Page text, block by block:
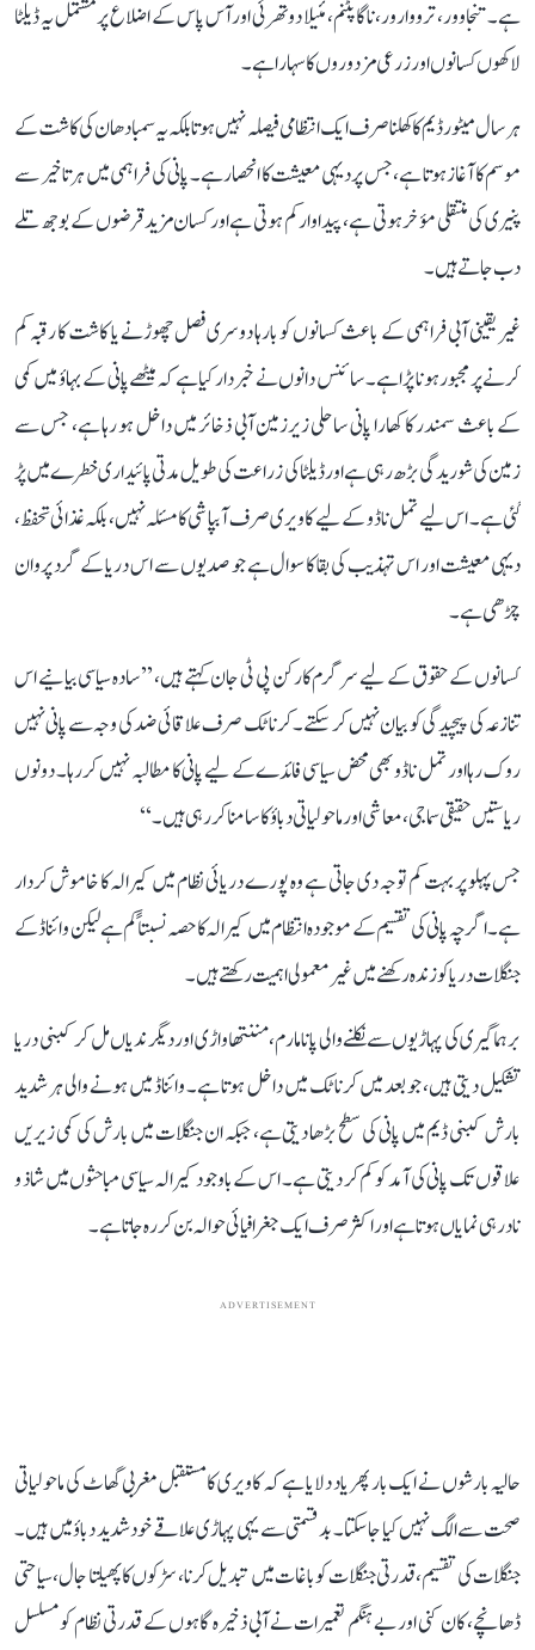
ہے۔ تنجاوور، ترووارور، ناگاپٹنم، مئیلا دوتھرئی اور آس پاس کے اضلاع پر مشتمل یہ ڈیلٹا
لاکھوں کسانوں اور زرعی مزدوروں کا سہارا ہے۔
ہر سال میٹور ڈیم کا کھلنا صرف ایک انتظامی فیصلہ نہیں ہوتا بلکہ یہ سمبا دھان کی کاشت کے
موسم کا آغاز ہوتا ہے، جس پر دیہی معیشت کا انحصار ہے۔ پانی کی فراہمی میں ہر تاخیر سے
پنیری کی منتقلی مؤخر ہوتی ہے، پیداوار کم ہوتی ہے اور کسان مزید قرضوں کے بوجھ تلے
دب جاتے ہیں۔
غیر یقینی آبی فراہمی کے باعث کسانوں کو بارہا دوسری فصل چھوڑنے یا کاشت کا رقبہ کم
کرنے پر مجبور ہونا پڑا ہے۔ سائنس دانوں نے خبردار کیا ہے کہ میٹھے پانی کے بہاؤ میں کمی
کے باعث سمندر کا کھارا پانی ساحلی زیرزمین آبی ذخائر میں داخل ہو رہا ہے، جس سے
زمین کی شوریدگی بڑھ رہی ہے اور ڈیلٹا کی زراعت کی طویل مدتی پائیداری خطرے میں پڑ
گئی ہے۔ اس لیے تمل ناڈو کے لیے کاویری صرف آبپاشی کا مسئلہ نہیں، بلکہ غذائی تحفظ،
دیہی معیشت اور اس تہذیب کی بقا کا سوال ہے جو صدیوں سے اس دریا کے گرد پروان
چڑھی ہے۔
کسانوں کے حقوق کے لیے سرگرم کارکن پی ٹی جان کہتے ہیں، ’’سادہ سیاسی بیانیے اس
تنازعہ کی پیچیدگی کو بیان نہیں کر سکتے۔ کرناٹک صرف علاقائی ضد کی وجہ سے پانی نہیں
روک رہا اور تمل ناڈو بھی محض سیاسی فائدے کے لیے پانی کا مطالبہ نہیں کر رہا۔ دونوں
ریاستیں حقیقی سماجی، معاشی اور ماحولیاتی دباؤ کا سامنا کر رہی ہیں۔‘‘
جس پہلو پر بہت کم توجہ دی جاتی ہے وہ پورے دریائی نظام میں کیرالہ کا خاموش کردار
ہے۔ اگرچہ پانی کی تقسیم کے موجودہ انتظام میں کیرالہ کا حصہ نسبتاً کم ہے لیکن وائناڈ کے
جنگلات دریا کو زندہ رکھنے میں غیر معمولی اہمیت رکھتے ہیں۔
برہماگیری کی پہاڑیوں سے نکلنے والی پانامارم، مننتھاواڑی اور دیگر ندیاں مل کر کبنی دریا
تشکیل دیتی ہیں، جو بعد میں کرناٹک میں داخل ہوتا ہے۔ وائناڈ میں ہونے والی ہر شدید
بارش کبنی ڈیم میں پانی کی سطح بڑھا دیتی ہے، جبکہ ان جنگلات میں بارش کی کمی زیریں
علاقوں تک پانی کی آمد کو کم کر دیتی ہے۔ اس کے باوجود کیرالہ سیاسی مباحثوں میں شاذ و
نادر ہی نمایاں ہوتا ہے اور اکثر صرف ایک جغرافیائی حوالہ بن کر رہ جاتا ہے۔
ADVERTISEMENT
حالیہ بارشوں نے ایک بار پھر یاد دلایا ہے کہ کاویری کا مستقبل مغربی گھاٹ کی ماحولیاتی
صحت سے الگ نہیں کیا جا سکتا۔ بدقسمتی سے یہی پہاڑی علاقے خود شدید دباؤ میں ہیں۔
جنگلات کی تقسیم، قدرتی جنگلات کو باغات میں تبدیل کرنا، سڑکوں کا پھیلتا جال، سیاحتی
ڈھانچے، کان کنی اور بے ہنگم تعمیرات نے آبی ذخیرہ گاہوں کے قدرتی نظام کو مسلسل